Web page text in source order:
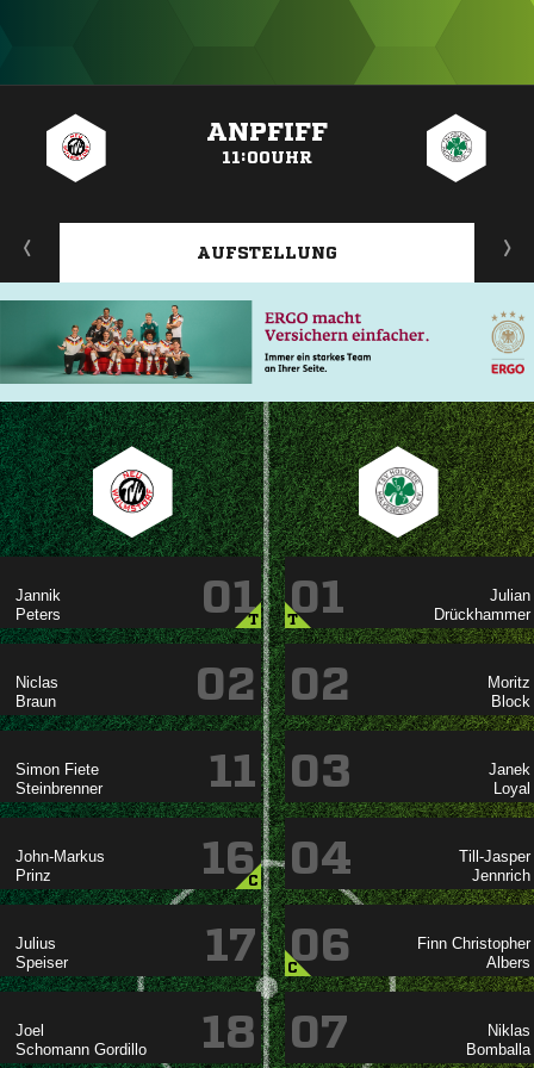
ANPFIFF
11:00UHR
AUFSTELLUNG


01
T


02
 

11


16
C


17

 
18


01
T


02


03


04
 

06
C


07